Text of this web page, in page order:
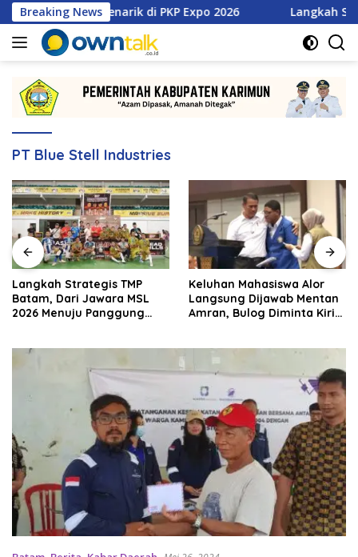
Langsung
ke
konten
Breaking News
Promo Menarik di PKP Expo 2026 Langkah
PT Blue Stell Industries
Langkah Strategis TMP
Batam, Dari Jawara MSL
2026 Menuju Panggung
Keluhan Mahasiswa Alor
Langsung Dijawab Mentan
Amran, Bulog Diminta Kirim